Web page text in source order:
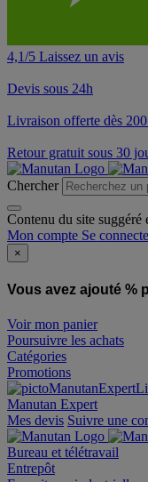
4,1/5 Laissez un avis
Devis sous 24h
Livraison offerte dès
Retour gratuit sous 30
Chercher
Contenu du site suggéré
Mon compte Se
×
Vous avez ajouté %
Voir mon panier
Poursuivre les achats
Catégories
Promotions
Manutan Expert
offre reconditionnée
Mes devis Suivre une
Bureau et télétravail